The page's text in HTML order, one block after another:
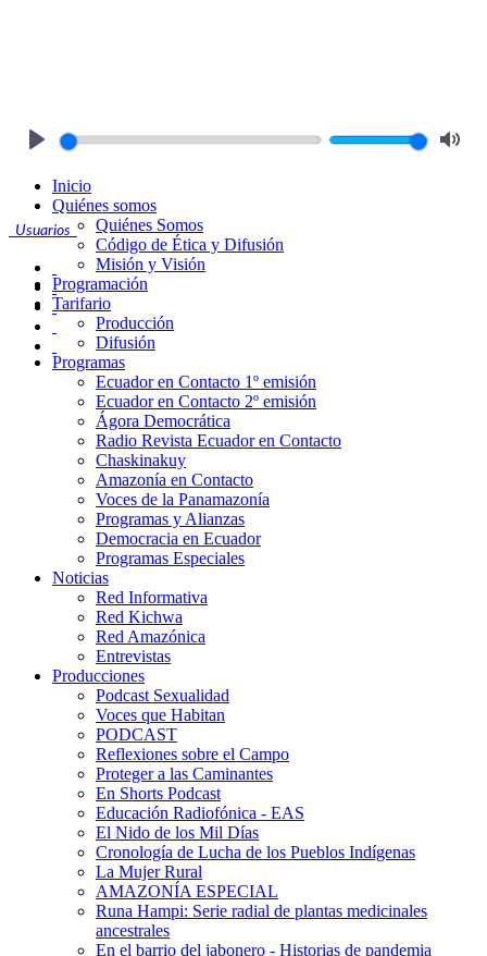
Usuarios
Inicio
Quiénes somos
Quiénes Somos
Código de Ética y Difusión
Misión y Visión
Programación
Tarifario
Producción
Difusión
Programas
Ecuador en Contacto 1º emisión
Ecuador en Contacto 2º emisión
Ágora Democrática
Radio Revista Ecuador en Contacto
Chaskinakuy
Amazonía en Contacto
Voces de la Panamazonía
Programas y Alianzas
Democracia en Ecuador
Programas Especiales
Noticias
Red Informativa
Red Kichwa
Red Amazónica
Entrevistas
Producciones
Podcast Sexualidad
Voces que Habitan
PODCAST
Reflexiones sobre el Campo
Proteger a las Caminantes
En Shorts Podcast
Educación Radiofónica - EAS
El Nido de los Mil Días
Cronología de Lucha de los Pueblos Indígenas
La Mujer Rural
AMAZONÍA ESPECIAL
Runa Hampi: Serie radial de plantas medicinales
ancestrales
En el barrio del jabonero - Historias de pandemia